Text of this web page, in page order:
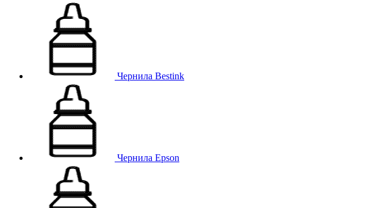
Чернила Bestink
Чернила Epson